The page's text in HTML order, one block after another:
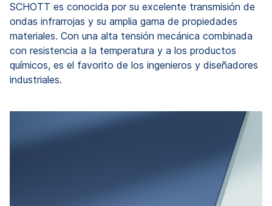
SCHOTT es conocida por su excelente transmisión de
ondas infrarrojas y su amplia gama de propiedades
materiales. Con una alta tensión mecánica combinada
con resistencia a la temperatura y a los productos
químicos, es el favorito de los ingenieros y diseñadores
industriales.